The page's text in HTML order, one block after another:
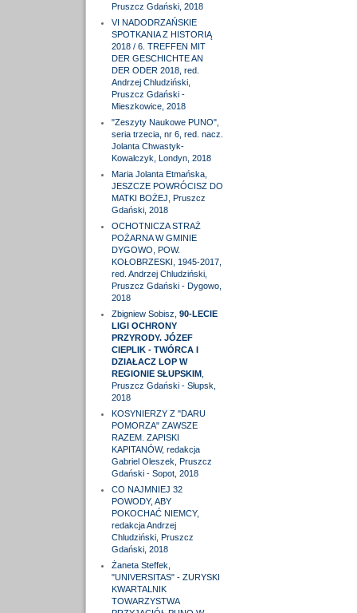
Pruszcz Gdański, 2018
VI NADODRZAŃSKIE
SPOTKANIA Z HISTORIĄ
2018 / 6. TREFFEN MIT
DER GESCHICHTE AN
DER ODER 2018, red.
Andrzej Chludziński,
Pruszcz Gdański -
Mieszkowice, 2018
"Zeszyty Naukowe PUNO",
seria trzecia, nr 6, red. nacz.
Jolanta Chwastyk-
Kowalczyk, Londyn, 2018
Maria Jolanta Etmańska,
JESZCZE POWRÓCISZ DO
MATKI BOŻEJ, Pruszcz
Gdański, 2018
OCHOTNICZA STRAŻ
POŻARNA W GMINIE
DYGOWO, POW.
KOŁOBRZESKI, 1945-2017,
red. Andrzej Chludziński,
Pruszcz Gdański - Dygowo,
2018
Zbigniew Sobisz, 90-LECIE
LIGI OCHRONY
PRZYRODY. JÓZEF
CIEPLIK - TWÓRCA I
DZIAŁACZ LOP W
REGIONIE SŁUPSKIM,
Pruszcz Gdański - Słupsk,
2018
KOSYNIERZY Z "DARU
POMORZA" ZAWSZE
RAZEM. ZAPISKI
KAPITANÓW, redakcja
Gabriel Oleszek, Pruszcz
Gdański - Sopot, 2018
CO NAJMNIEJ 32
POWODY, ABY
POKOCHAĆ NIEMCY,
redakcja Andrzej
Chludziński, Pruszcz
Gdański, 2018
Żaneta Steffek,
"UNIVERSITAS" - ZURYSKI
KWARTALNIK
TOWARZYSTWA